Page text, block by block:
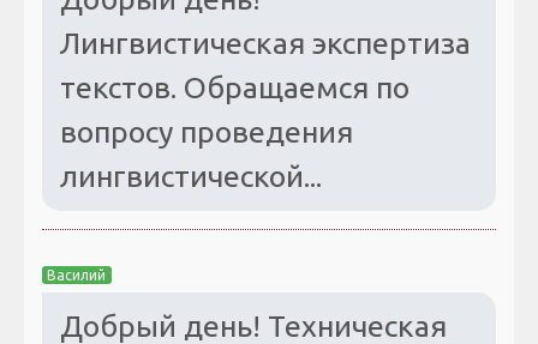
Лингвистическая экспертиза
текстов. Обращаемся по
вопросу проведения
лингвистической...
Василий
Добрый день! Техническая